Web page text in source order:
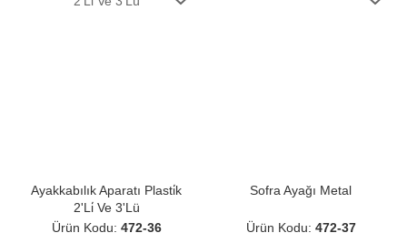
Ayakkabılık Aparatı Plasti̇k
2'Li̇ Ve 3'Lü
Ürün Kodu: 472-36
Sofra Ayağı Metal
Ürün Kodu: 472-37